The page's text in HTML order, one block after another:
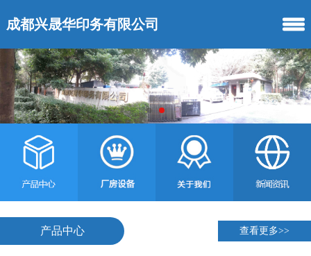
成都兴晟华印务有限公司
产品中心 查看更多>>